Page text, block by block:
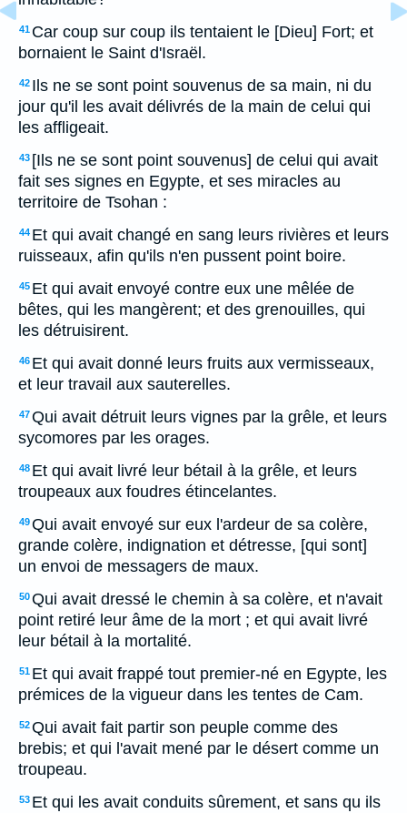
41 Car coup sur coup ils tentaient le [Dieu] Fort; et
bornaient le Saint d'Israël.
42 Ils ne se sont point souvenus de sa main, ni du
jour qu'il les avait délivrés de la main de celui qui
les affligeait.
43 [Ils ne se sont point souvenus] de celui qui avait
fait ses signes en Egypte, et ses miracles au
territoire de Tsohan :
44 Et qui avait changé en sang leurs rivières et leurs
ruisseaux, afin qu'ils n'en pussent point boire.
45 Et qui avait envoyé contre eux une mêlée de
bêtes, qui les mangèrent; et des grenouilles, qui
les détruisirent.
46 Et qui avait donné leurs fruits aux vermisseaux,
et leur travail aux sauterelles.
47Qui avait détruit leurs vignes par la grêle, et leurs
sycomores par les orages.
48 Et qui avait livré leur bétail à la grêle, et leurs
troupeaux aux foudres étincelantes.
49Qui avait envoyé sur eux l'ardeur de sa colère,
grande colère, indignation et détresse, [qui sont]
un envoi de messagers de maux.
50Qui avait dressé le chemin à sa colère, et n'avait
point retiré leur âme de la mort ; et qui avait livré
leur bétail à la mortalité.
51 Et qui avait frappé tout premier-né en Egypte, les
prémices de la vigueur dans les tentes de Cam.
52Qui avait fait partir son peuple comme des
brebis; et qui l'avait mené par le désert comme un
troupeau.
53 Et qui les avait conduits sûrement, et sans qu ils